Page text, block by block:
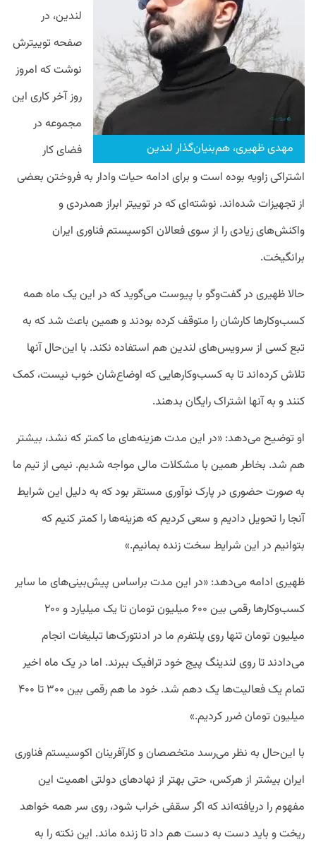
مهدی ظهیری، هم‌بنیان‌گذار لندین
لندین، در
صفحه توییترش
نوشت که امروز
روز آخر کاری این
مجموعه در
فضای کار
اشتراکی زاویه بوده است و برای ادامه حیات وادار به فروختن بعضی
از تجهیزات شده‌اند. نوشته‌ای که در توییتر ابراز همدردی و
واکنش‌های زیادی را از سوی فعالان اکوسیستم فناوری ایران
برانگیخت.
حالا ظهیری در گفت‌وگو با پیوست می‌گوید که در این یک ماه همه
کسب‌وکارها کارشان را متوقف کرده بودند و همین باعث شد که به
تبع کسی از سرویس‌های لندین هم استفاده نکند. با این‌حال آنها
تلاش کرده‌اند تا به کسب‌وکارهایی که اوضاع‌شان خوب نیست، کمک
کنند و به آنها اشتراک رایگان بدهند.
او توضیح می‌دهد: «در این مدت هزینه‌های ما کمتر که نشد، بیشتر
هم شد. بخاطر همین با مشکلات مالی مواجه شدیم. نیمی از تیم ما
به صورت حضوری در پارک نوآوری مستقر بود که به دلیل این شرایط
آنجا را تحویل دادیم و سعی کردیم که هزینه‌ها را کمتر کنیم که
بتوانیم در این شرایط سخت زنده بمانیم.»
ظهیری ادامه می‌دهد: ‌«در این مدت براساس پیش‌بینی‌های ما سایر
کسب‌‌وکارها رقمی بین ۶۰۰ میلیون تومان تا یک میلیارد و ۲۰۰
میلیون تومان تنها روی پلتفرم‌ ما در ادنتورک‌ها تبلیغات انجام
می‌دادند تا روی لندینگ پیج خود ترافیک ببرند. اما در یک ماه اخیر
تمام یک فعالیت‌ها یک دهم شد. خود ما هم رقمی بین ۳۰۰ تا ۴۰۰
میلیون تومان ضرر کردیم.»
با این‌حال به نظر می‌رسد متخصصان و کارآفرینان اکوسیستم فناوری
ایران بیشتر از هرکس، حتی بهتر از نهادهای دولتی اهمیت این
مفهوم را دریافته‌اند که اگر سقفی خراب شود، روی سر همه خواهد
ریخت و باید دست به دست هم داد تا زنده ماند. این نکته را به